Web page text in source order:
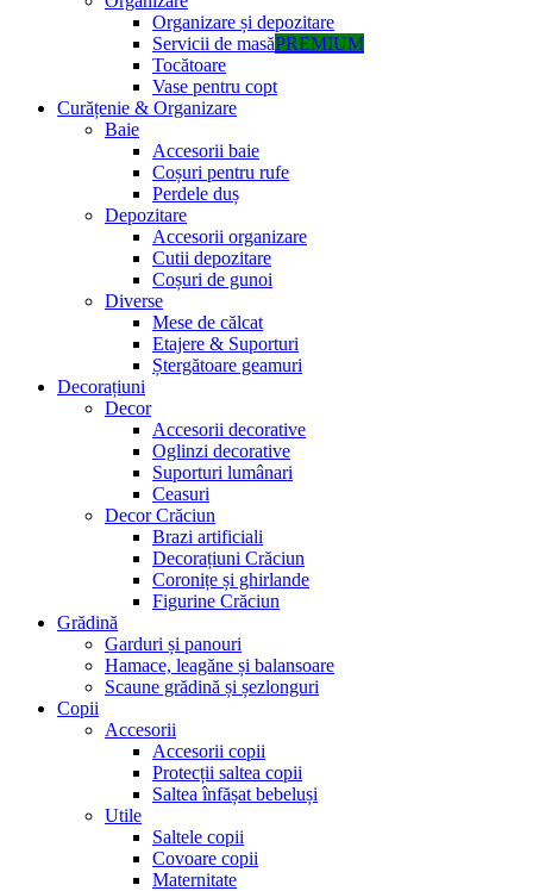
Organizare și depozitare
Servicii de masăPREMIUM
Tocătoare
Vase pentru copt
Curățenie & Organizare
Baie
Accesorii baie
Coșuri pentru rufe
Perdele duș
Depozitare
Accesorii organizare
Cutii depozitare
Coșuri de gunoi
Diverse
Mese de călcat
Etajere & Suporturi
Ștergătoare geamuri
Decorațiuni
Decor
Accesorii decorative
Oglinzi decorative
Suporturi lumânari
Ceasuri
Decor Crăciun
Brazi artificiali
Decorațiuni Crăciun
Coronițe și ghirlande
Figurine Crăciun
Grădină
Garduri și panouri
Hamace, leagăne și balansoare
Scaune grădină și șezlonguri
Copii
Accesorii
Accesorii copii
Protecții saltea copii
Saltea înfășat bebeluși
Utile
Saltele copii
Covoare copii
Maternitate